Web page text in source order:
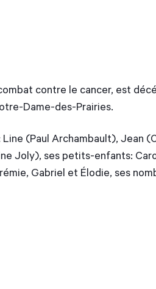
contre le cancer, est
Dame-des-Prairies.
(Paul Archambault), Jean
Joly), ses petits-enfants:
Gabriel et Élodie, ses